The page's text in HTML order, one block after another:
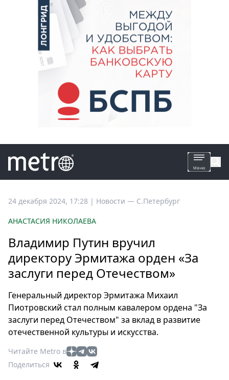
Все
Россия
Мир
Здоровье
Туризм
Мода
Театр
Кино
Афиша
Книги
24 декабря 2024, 17:28 | Новости — С.Петербург
АНАСТАСИЯ НИКОЛАЕВА
Владимир Путин вручил
директору Эрмитажа орден «За
заслуги перед Отечеством»
Генеральный директор Эрмитажа Михаил
Пиотровский стал полным кавалером ордена "За
заслуги перед Отечеством" за вклад в развитие
отечественной культуры и искусства.
Читайте Metro в
Поделиться